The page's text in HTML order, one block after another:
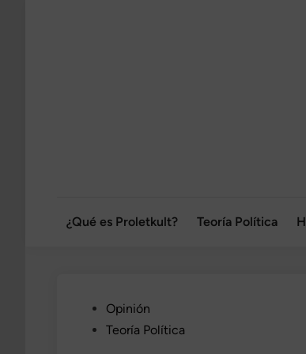
¿Qué es Proletkult? Teoría Política
Publicado
en
Opinión
Teoría Política